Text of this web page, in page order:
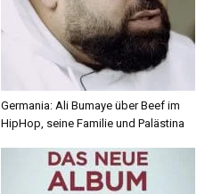
Germania: Ali Bumaye über Beef im
HipHop, seine Familie und Palästina